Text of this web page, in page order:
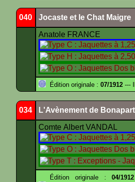
040 Jocaste et le Chat Maigre
Anatole FRANCE
Édition originale : 07/1912 ---
034 L'Avènement de
Comte Albert VANDAL
Édition originale :04/1912